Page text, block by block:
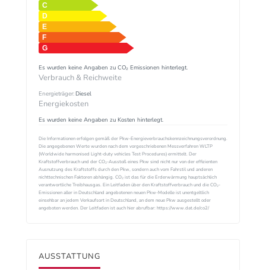
Es wurden keine Angaben zu CO₂ Emissionen hinterlegt.
Verbrauch & Reichweite
Energieträger:Diesel
Energiekosten
Es wurden keine Angaben zu Kosten hinterlegt.
Die Informationen erfolgen gemäß der Pkw-Energieverbrauchskennzeichnungsverordnung.
Die angegebenen Werte wurden nach dem vorgeschriebenen Messverfahren WLTP
(Worldwide harmonised Light-duty vehicles Test Procedures) ermittelt. Der
Kraftstoffverbrauch und der CO₂-Ausstoß eines Pkw sind nicht nur von der effizienten
Ausnutzung des Kraftstoffs durch den Pkw, sondern auch vom Fahrstil und anderen
nichttechnischen Faktoren abhängig. CO₂ ist das für die Erderwärmung hauptsächlich
verantwortliche Treibhausgas. Ein Leitfaden über den Kraftstoffverbrauch und die CO₂-
Emissionen aller in Deutschland angebotenen neuen Pkw-Modelle ist unentgeltlich
einsehbar an jedem Verkaufsort in Deutschland, an dem neue Pkw ausgestellt oder
angeboten werden. Der Leitfaden ist auch hier abrufbar: https://www.dat.de/co2/
AUSSTATTUNG